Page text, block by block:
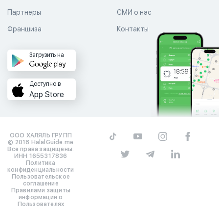
СМИ о нас
Контакты
Партнеры
Франшиза
Загрузить на
Доступно в
App Store
ООО ХАЛЯЛЬ ГРУПП
© 2018 HalalGuide.me
Все права защищены.
ИНН 1655317836
Политика
конфиденциальности
Пользовательское
соглашение
Правилами защиты
информации о
Пользователях